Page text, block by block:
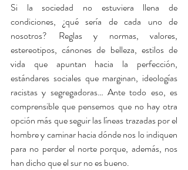
Si la sociedad no estuviera llena de
condiciones, ¿qué sería de cada uno de
nosotros? Reglas y normas, valores,
estereotipos, cánones de belleza, estilos de
vida que apuntan hacia la perfección,
estándares sociales que marginan, ideologías
racistas y segregadoras… Ante todo eso, es
comprensible que pensemos que no hay otra
opción más que seguir las líneas trazadas por el
hombre y caminar hacia dónde nos lo indiquen
para no perder el norte porque, además, nos
han dicho que el sur no es bueno.